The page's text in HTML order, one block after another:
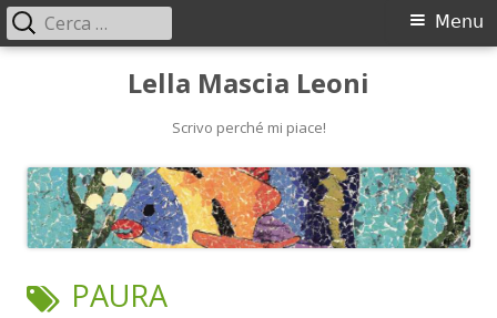
Lella Mascia Leoni
Scrivo perché mi piace!
Menu
principale
Menu
Ricerca
per:
TAG:
PAURA